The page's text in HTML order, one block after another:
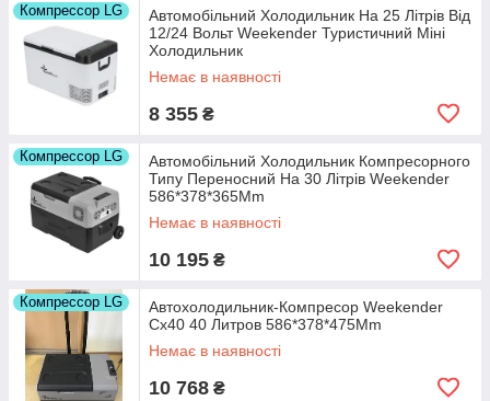
Компрессор LG
Автомобільний Холодильник На 25 Літрів Від
12/24 Вольт Weekender Туристичний Міні
Холодильник
Немає в наявності
8 355 ₴
Компрессор LG
Автомобільний Холодильник Компресорного
Типу Переносний На 30 Літрів Weekender
586*378*365Mm
Немає в наявності
10 195 ₴
Компрессор LG
Автохолодильник-Компресор Weekender
Cx40 40 Литров 586*378*475Mm
Немає в наявності
10 768 ₴